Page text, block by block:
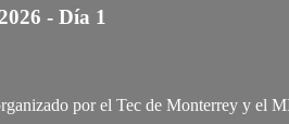
- Día 1
por el Tec de Monterrey y el